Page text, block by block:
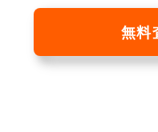
無料